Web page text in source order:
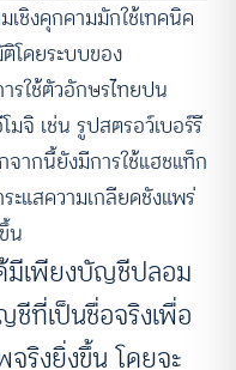
ชิงคุกคามมักใช้เทคนิค
โดยระบบของ
รใช้ตัวอักษรไทยปน
จิ เช่น รูปสตรอว์เบอร์รี
ากนี้ยังมีการใช้แฮชแท็ก
ะแสความเกลียดชังแพร่
น
มีเพียงบัญชีปลอม
ที่เป็นชื่อจริงเพื่อ
ริงยิ่งขึ้น โดยจะ